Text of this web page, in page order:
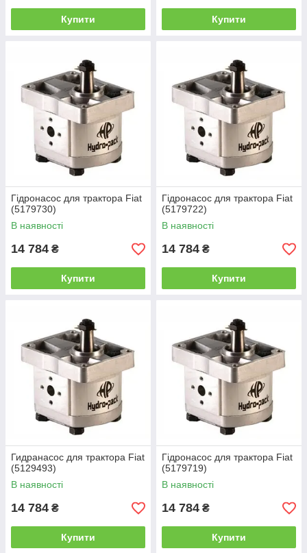
Купити Купити
Гідронасос для трактора Fiat
(5179730)
В наявності
14 784 ₴
Купити
Гідронасос для трактора Fiat
(5179722)
В наявності
14 784 ₴
Купити
Гидранасос для трактора Fiat
(5129493)
В наявності
14 784 ₴
Купити
Гідронасос для трактора Fiat
(5179719)
В наявності
14 784 ₴
Купити